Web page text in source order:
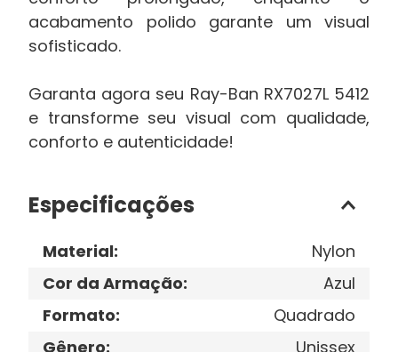
acabamento polido garante um visual
sofisticado.
Garanta agora seu Ray-Ban RX7027L 5412
e transforme seu visual com qualidade,
conforto e autenticidade!
Especificações
Material:
Nylon
Cor da Armação:
Azul
Formato:
Quadrado
Gênero: Unissex